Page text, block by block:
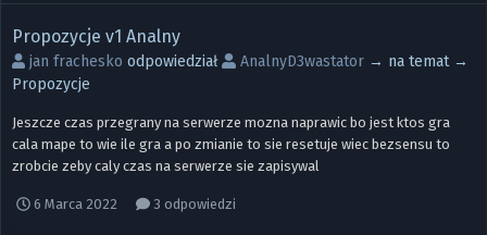
Propozycje v1 Analny
jan frachesko odpowiedział AnalnyD3wastator→ na temat →
Propozycje
Jeszcze czas przegrany na serwerze mozna naprawic bo jest ktos gra
cala mape to wie ile gra a po zmianie to sie resetuje wiec bezsensu to
zrobcie zeby caly czas na serwerze sie zapisywal
6 Marca 2022 3 odpowiedzi